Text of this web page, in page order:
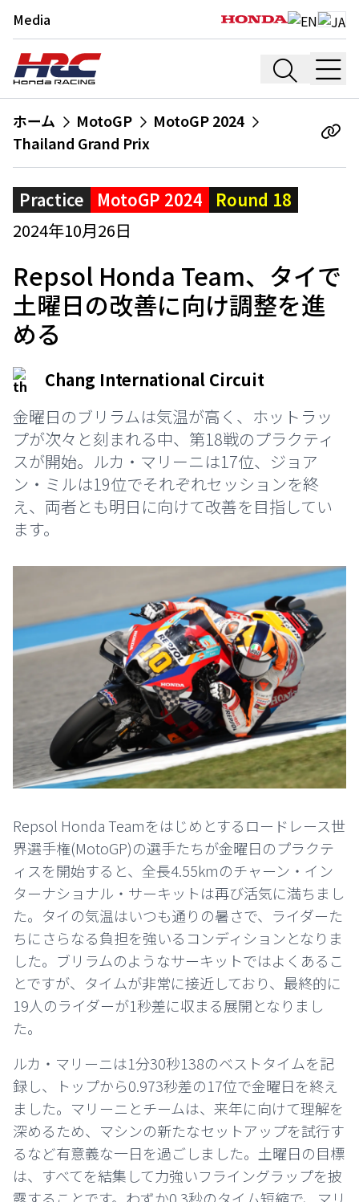
Media
ホーム MotoGP
MotoGP 2024
Thailand Grand Prix
Practice MotoGP 2024
Round 18
2024年10月26日
Repsol Honda Team、タイで
土曜日の改善に向け調整を進
める
Chang International Circuit
金曜日のブリラムは気温が高く、ホットラッ
プが次々と刻まれる中、第18戦のプラクティ
スが開始。ルカ・マリーニは17位、ジョア
ン・ミルは19位でそれぞれセッションを終
え、両者とも明日に向けて改善を目指してい
ます。
Repsol Honda Teamをはじめとするロードレース世
界選手権(MotoGP)の選手たちが金曜日のプラクテ
ィスを開始すると、全長4.55kmのチャーン・イン
ターナショナル・サーキットは再び活気に満ちまし
た。タイの気温はいつも通りの暑さで、ライダーた
ちにさらなる負担を強いるコンディションとなりま
した。ブリラムのようなサーキットではよくあるこ
とですが、タイムが非常に接近しており、最終的に
19人のライダーが1秒差に収まる展開となりまし
た。
ルカ・マリーニは1分30秒138のベストタイムを記
録し、トップから0.973秒差の17位で金曜日を終え
ました。マリーニとチームは、来年に向けて理解を
深めるため、マシンの新たなセットアップを試行す
るなど有意義な一日を過ごしました。土曜日の目標
は、すべてを結集して力強いフライングラップを披